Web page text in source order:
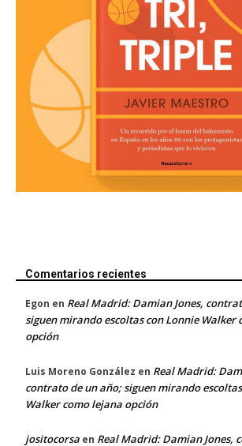
Comentarios recientes
Egon en Real Madrid: Damian Jones,
siguen mirando escoltas con Lonnie Walker
opción
Luis Moreno González en Real Madrid:
contrato de un año; siguen mirando
Walker como lejana opción
jositocorsa en Real Madrid: Damian Jones,